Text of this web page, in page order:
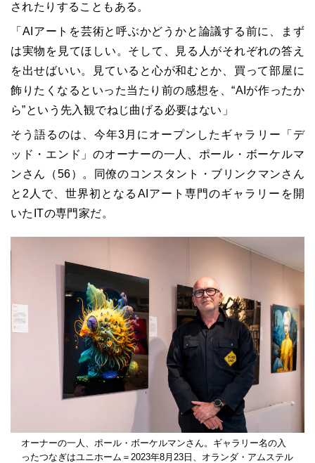
されたりすることもある。
「AIアートを芸術と呼ぶかどうかと論議する前に、まず
は実物を見てほしい。そして、見る人がそれぞれの答え
を出せばいい。見ていると心が和むとか、買って部屋に
飾りたくなるといった当たり前の感想を、“AIが作ったか
ら”という先入観でねじ曲げる必要はない」
そう語るのは、今年3月にオープンしたギャラリー「デ
ッド・エンド」のオーナーの一人、ポール・ボーケルマ
ンさん（56）。同僚のコンスタント・ブリンクマンさん
と2人で、世界初となるAIアート専門のギャラリーを開
いたITの専門家だ。
オーナーの一人、ポール・ボーケルマンさん。ギャラリー名の入
ったつなぎはユニホーム＝2023年8月23日、オランダ・アムステル